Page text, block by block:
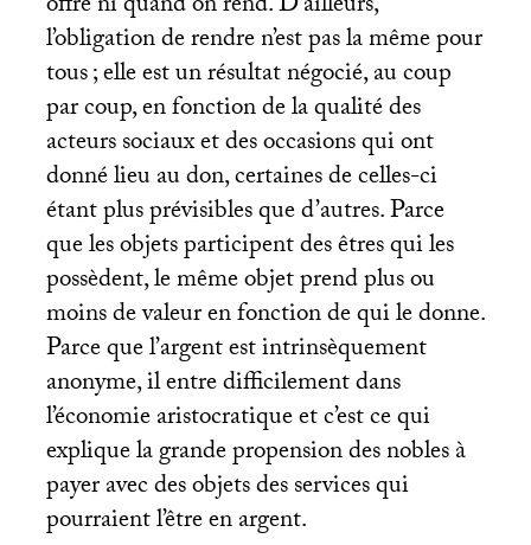
l’obligation de rendre n’est pas la même pour
tous; elle est un résultat négocié, au coup
par coup, en fonction de la qualité des
acteurs sociaux et des occasions qui ont
donné lieu au don, certaines de celles-ci
étant plus prévisibles que d’autres. Parce
que les objets participent des êtres qui les
possèdent, le même objet prend plus ou
moins de valeur en fonction de qui le donne.
Parce que l’argent est intrinsèquement
anonyme, il entre difficilement dans
l’économie aristocratique et c’est ce qui
explique la grande propension des nobles à
payer avec des objets des services qui
pourraient l’être en argent.